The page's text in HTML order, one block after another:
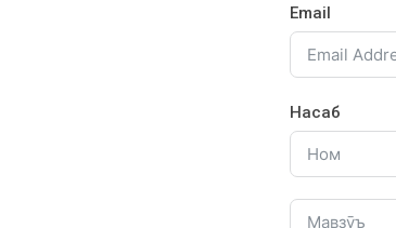
Email
Насаб